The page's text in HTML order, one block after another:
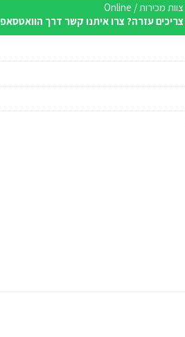
צוות מכירות / Online
צריכים עזרה? צרו איתנו קשר דרך הוואטסאפ